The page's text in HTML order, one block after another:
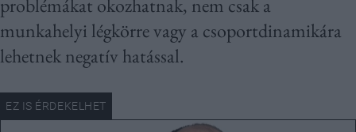
problémákat okozhatnak, nem csak a
munkahelyi légkörre vagy a csoportdinamikára
lehetnek negatív hatással.